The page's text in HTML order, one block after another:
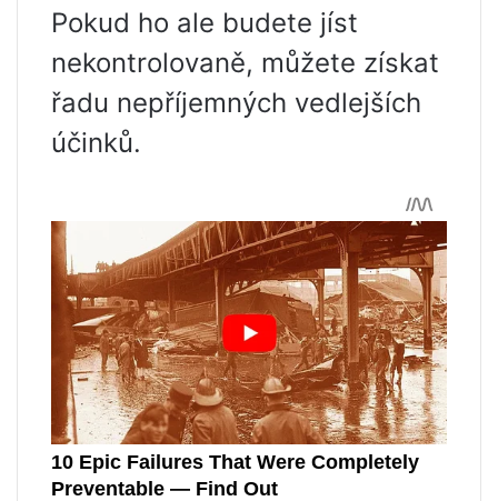
Pokud ho ale budete jíst
nekontrolovaně, můžete získat
řadu nepříjemných vedlejších
účinků.